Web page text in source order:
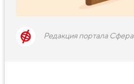
Редакция портала Сфера